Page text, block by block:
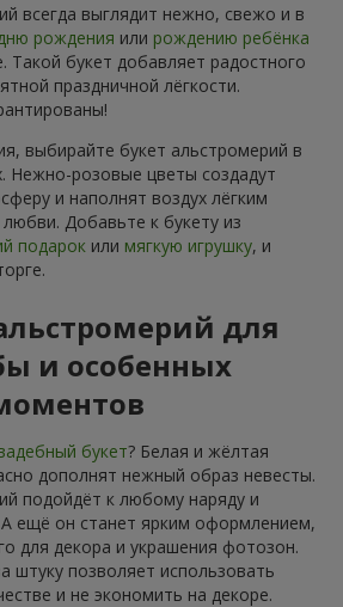
всегда выглядит нежно, свежо и в
рождения или рождению ребёнка
букет добавляет радостного
праздничной лёгкости.
выбирайте букет альстромерий в
Нежно-розовые цветы создадут
и наполнят воздух лёгким
Добавьте к букету из
подарок или мягкую игрушку, и
для
и особенных
букет? Белая и жёлтая
дополнят нежный образ невесты.
подойдёт к любому наряду и
А ещё он станет ярким оформлением,
для декора и украшения фотозон.
штуку позволяет использовать
и не экономить на декоре.